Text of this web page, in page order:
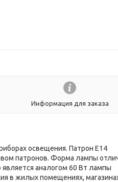
Информация для заказа
освещения. Патрон Е14
патронов. Форма лампы
аналогом 60 Вт лампы
в жилых помещениях,